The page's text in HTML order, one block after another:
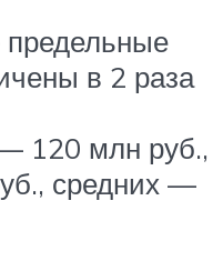
в 2 раза
120 млн руб.,
средних —